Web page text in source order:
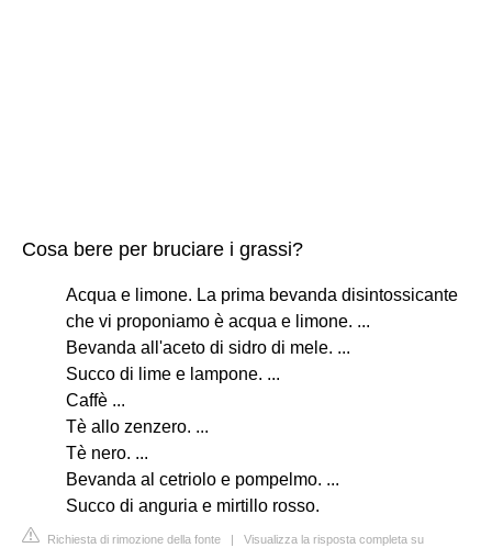
Cosa bere per bruciare i grassi?
Acqua e limone. La prima bevanda disintossicante
che vi proponiamo è acqua e limone. ...
Bevanda all'aceto di sidro di mele. ...
Succo di lime e lampone. ...
Caffè ...
Tè allo zenzero. ...
Tè nero. ...
Bevanda al cetriolo e pompelmo. ...
Succo di anguria e mirtillo rosso.
Richiesta di rimozione della fonte | Visualizza la risposta completa su